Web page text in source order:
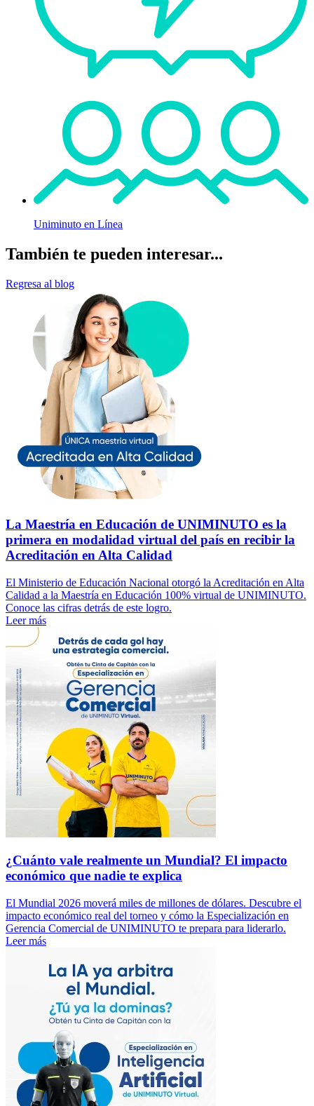
Uniminuto en Línea
También te pueden interesar...
Regresa al blog
La Maestría en Educación de UNIMINUTO es la
primera en modalidad virtual del país en recibir la
Acreditación en Alta Calidad
El Ministerio de Educación Nacional otorgó la Acreditación en Alta
Calidad a la Maestría en Educación 100% virtual de UNIMINUTO.
Conoce las cifras detrás de este logro.
Leer más
¿Cuánto vale realmente un Mundial? El impacto
económico que nadie te explica
El Mundial 2026 moverá miles de millones de dólares. Descubre el
impacto económico real del torneo y cómo la Especialización en
Gerencia Comercial de UNIMINUTO te prepara para liderarlo.
Leer más